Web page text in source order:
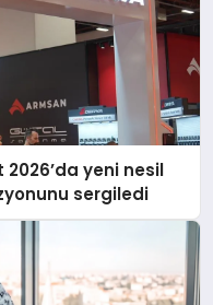
yeni nesil
sergiledi